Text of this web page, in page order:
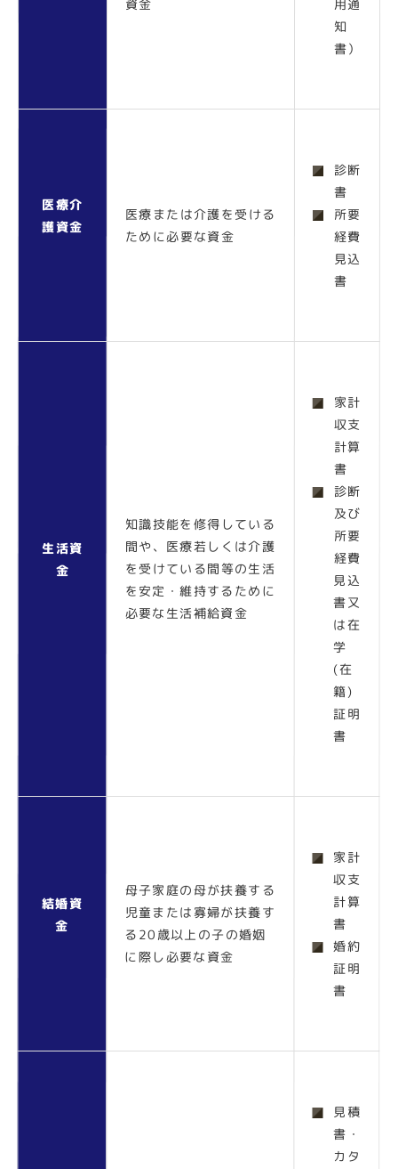
資金 用通
知
書）
医療介
護資金
医療または介護を受ける
ために必要な資金
診断
書
所要
経費
見込
書
生活資
金
知識技能を修得している
間や、医療若しくは介護
を受けている間等の生活
を安定・維持するために
必要な生活補給資金
家計
収支
計算
書
診断
及び
所要
経費
見込
書又
は在
学
(在
籍)
証明
書
結婚資
金
母子家庭の母が扶養する
児童または寡婦が扶養す
る20歳以上の子の婚姻
に際し必要な資金
家計
収支
計算
書
婚約
証明
書
見積
書・
カタ